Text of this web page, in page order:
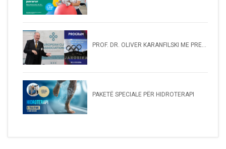
PROF. DR. OLIVER KARANFILSKI ME PRE...
PAKETË SPECIALE PËR HIDROTERAPI